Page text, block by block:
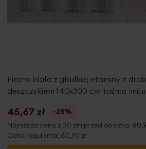
Firana biała z gładkiej etaminy z
deszczykiem 140x300 cm taśma
45,67 zł
-25%
Najniższa cena z 30 dni przed obniżką:
Cena regularna: 60,90 zł